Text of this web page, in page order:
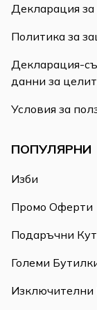
Декларация
Политика за
Декларация-
данни за
Условия за
ПОПУЛЯРНИ
Изби
Промо Оферти
Подаръчни
Големи
Изключителни